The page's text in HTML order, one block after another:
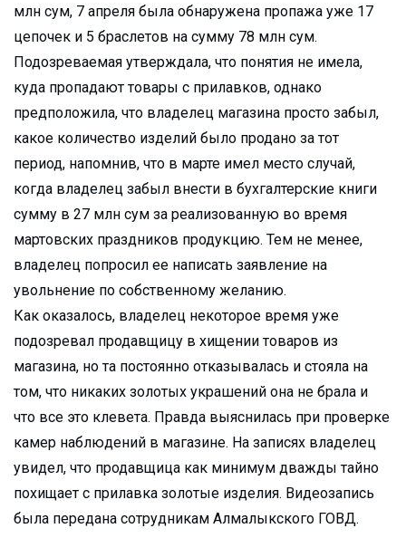
млн сум, 7 апреля была обнаружена пропажа уже 17
цепочек и 5 браслетов на сумму 78 млн сум.
Подозреваемая утверждала, что понятия не имела,
куда пропадают товары с прилавков, однако
предположила, что владелец магазина просто забыл,
какое количество изделий было продано за тот
период, напомнив, что в марте имел место случай,
когда владелец забыл внести в бухгалтерские книги
сумму в 27 млн сум за реализованную во время
мартовских праздников продукцию. Тем не менее,
владелец попросил ее написать заявление на
увольнение по собственному желанию.
Как оказалось, владелец некоторое время уже
подозревал продавщицу в хищении товаров из
магазина, но та постоянно отказывалась и стояла на
том, что никаких золотых украшений она не брала и
что все это клевета. Правда выяснилась при проверке
камер наблюдений в магазине. На записях владелец
увидел, что продавщица как минимум дважды тайно
похищает с прилавка золотые изделия. Видеозапись
была передана сотрудникам Алмалыкского ГОВД.